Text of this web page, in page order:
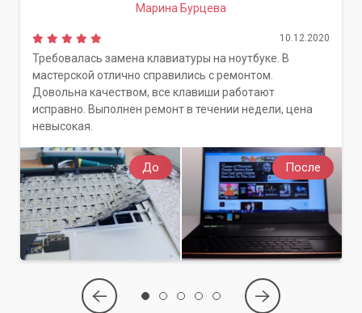
До После
Марина Бурцева
10.12.2020
Требовалась замена клавиатуры на ноутбуке. В
мастерской отлично справились с ремонтом.
Довольна качеством, все клавиши работают
исправно. Выполнен ремонт в течении недели, цена
невысокая.